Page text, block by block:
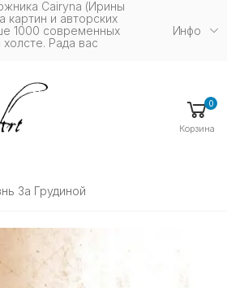
Cairyna (Ирины
картин и авторских
1000 современных
Рада вас
Инфо
menu
0
Корзина
За Грудиной